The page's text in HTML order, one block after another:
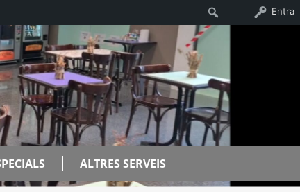
ALTRES SERVEIS
Entra